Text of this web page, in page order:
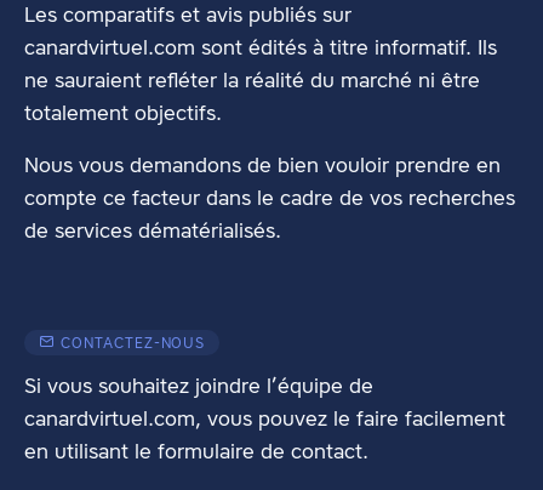
Les comparatifs et avis publiés sur
canardvirtuel.com sont édités à titre informatif. Ils
ne sauraient refléter la réalité du marché ni être
totalement objectifs.
Nous vous demandons de bien vouloir prendre en
compte ce facteur dans le cadre de vos recherches
de services dématérialisés.
CONTACTEZ-NOUS
Si vous souhaitez joindre l’équipe de
canardvirtuel.com, vous pouvez le faire facilement
en utilisant le formulaire de contact.